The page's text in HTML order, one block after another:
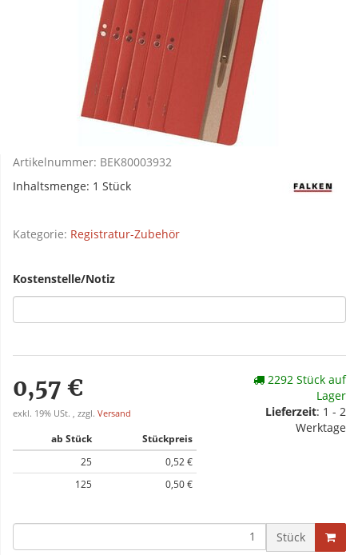
Artikelnummer: BEK80003932
Inhaltsmenge: 1 Stück
Kategorie: Registratur-Zubehör
Kostenstelle/Notiz
0,57 €
exkl. 19% USt. , zzgl. Versand
ab Stück
Stückpreis
25
0,52 €
125
0,50 €
2292 Stück auf
Lager
Lieferzeit: 1 - 2
Werktage
Stück